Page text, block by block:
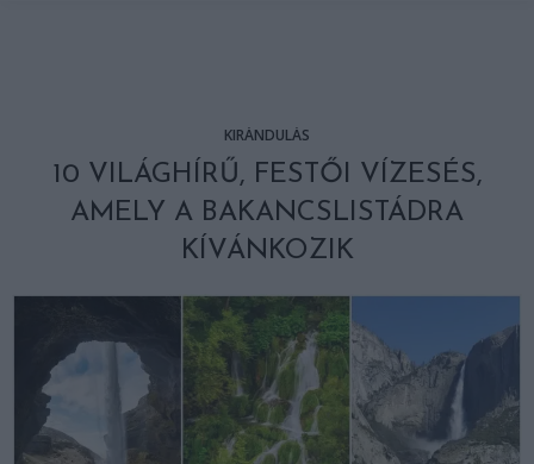
KIRÁNDULÁS
10 VILÁGHÍRŰ, FESTŐI VÍZESÉS,
AMELY A BAKANCSLISTÁDRA
KÍVÁNKOZIK